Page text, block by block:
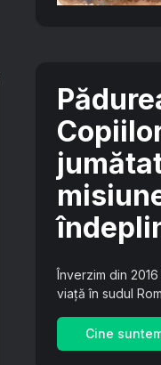
Înverzim din
viață în sudul
Cine